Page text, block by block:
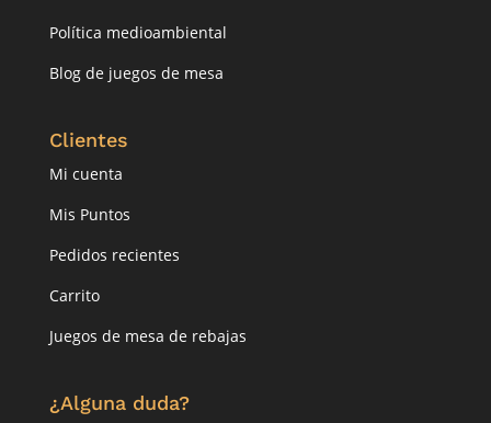
Política medioambiental
Blog de juegos de mesa
Clientes
Mi cuenta
Mis Puntos
Pedidos recientes
Carrito
Juegos de mesa de rebajas
¿Alguna duda?